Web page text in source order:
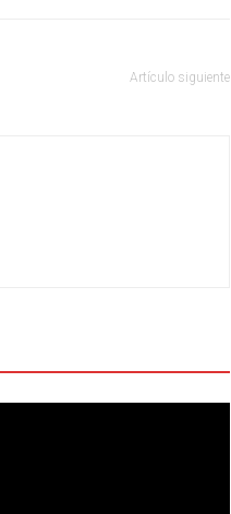
Artículo siguiente